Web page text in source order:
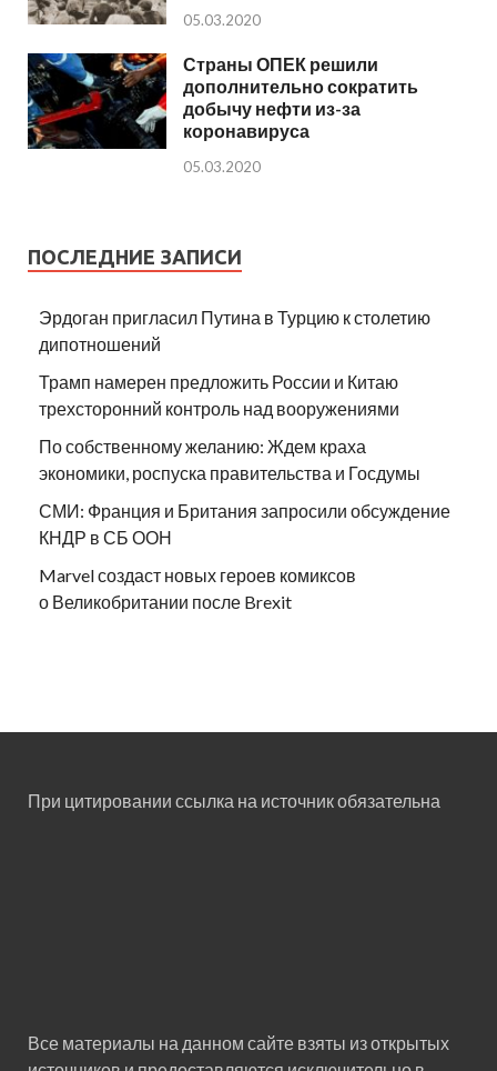
05.03.2020
Страны ОПЕК решили
дополнительно сократить
добычу нефти из-за
коронавируса
05.03.2020
ПОСЛЕДНИЕ ЗАПИСИ
Эрдоган пригласил Путина в Турцию к столетию
дипотношений
Трамп намерен предложить России и Китаю
трехсторонний контроль над вооружениями
По собственному желанию: Ждем краха
экономики, роспуска правительства и Госдумы
СМИ: Франция и Британия запросили обсуждение
КНДР в СБ ООН
Marvel создаст новых героев комиксов
о Великобритании после Brexit
При цитировании ссылка на источник обязательна
Все материалы на данном сайте взяты из открытых